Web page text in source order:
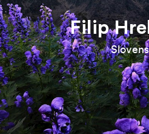
Filip